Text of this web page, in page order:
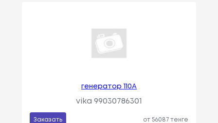
генератор 110A
vika 99030786301
Заказать от 56087 тенге